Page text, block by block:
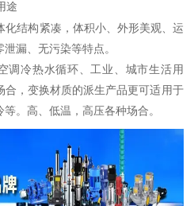
途
结构紧凑，体积小、外形美观、运
漏、无污染等特点。
调冷热水循环、工业、城市生活用
合，变换材质的派生产品更可适用于
。高、低温，高压各种场合。